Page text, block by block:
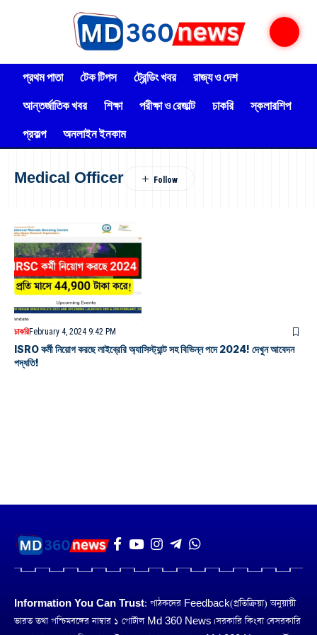
প্রথম পাতা টেক টিপস ট্রেন্ডিং খবর
রাজ্য ও দেশ
আন্তর্জাতিক খবর
শিক্ষা পরীক্ষা ও রেজাল্ট চাকরি
স্কলারশিপ
প্রকল্প
অনলাইন ইনকাম
Medical Officer
চাকরিFebruary 4, 2024 9:42 PM
ISRO কর্মী নিয়োগ করছে লাইব্রেরি অ্যাসিস্ট্যান্ট সহ বিভিন্ন পদে 2024! দেখুন আবেদন
পদ্ধতি!
Information You Can Trust: পাঠকদের Feedback(প্রতিক্রিয়া) অনুয়ায়ী
ভারত তথা পশ্চিমবঙ্গের নাম্বার ১ পোর্টাল Md 360 News। সরকারি কিংবা বেসরকারি